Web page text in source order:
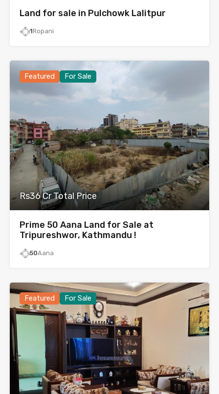
Land for sale in Pulchowk Lalitpur
1Ropani
Featured For Sale
Rs36 Cr Total Price
Prime 50 Aana Land for Sale at
Tripureshwor, Kathmandu !
50Aana
Featured For Sale